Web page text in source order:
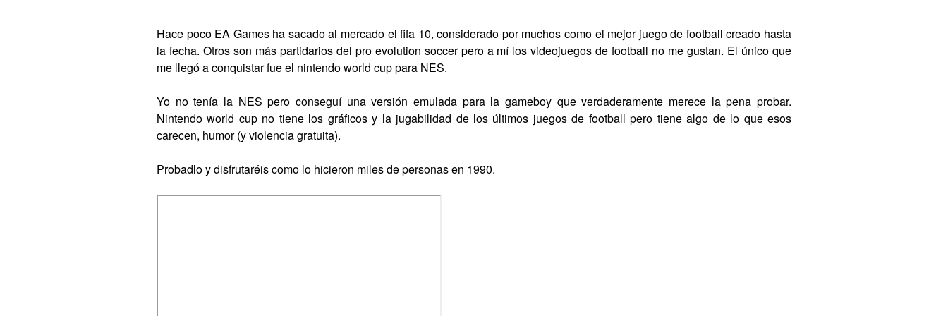
Hace poco EA Games ha sacado al mercado el fifa 10, considerado por muchos como el mejor juego de football creado hasta
la fecha. Otros son más partidarios del pro evolution soccer pero a mí los videojuegos de football no me gustan. El único que
me llegó a conquistar fue el nintendo world cup para NES.
Yo no tenía la NES pero conseguí una versión emulada para la gameboy que verdaderamente merece la pena probar.
Nintendo world cup no tiene los gráficos y la jugabilidad de los últimos juegos de football pero tiene algo de lo que esos
carecen, humor (y violencia gratuita).
Probadlo y disfrutaréis como lo hicieron miles de personas en 1990.